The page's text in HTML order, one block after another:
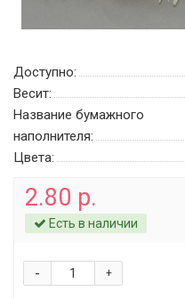
Доступно:
Весит:
Название бумажного
наполнителя:
Цвета:
2.80 р.
Есть в наличии
+
-